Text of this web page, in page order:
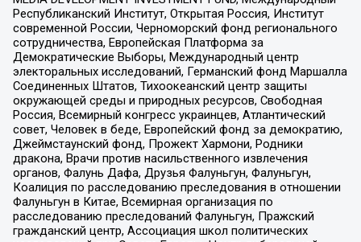
Республиканский Институт, Открытая Россия, Институт
современной России, Черноморский фонд регионального
сотрудничества, Европейская Платформа за
Демократические Выборы, Международный центр
электоральных исследований, Германский фонд Маршалла
Соединенных Штатов, Тихоокеанский центр защиты
окружающей среды и природных ресурсов, Свободная
Россия, Всемирный конгресс украинцев, Атлантический
совет, Человек в беде, Европейский фонд за демократию,
Джеймстаунский фонд, Прожект Хармони, Родники
дракона, Врачи против насильственного извлечения
органов, Фалунь Дафа, Друзья Фалуньгун, Фалуньгун,
Коалиция по расследованию преследования в отношении
Фалуньгун в Китае, Всемирная организация по
расследованию преследований Фалуньгун, Пражский
гражданский центр, Ассоциация школ политических